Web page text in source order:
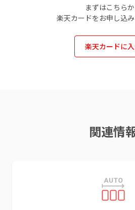
まずはこちら
楽天カードをお申し込み
楽天カードに
関連情